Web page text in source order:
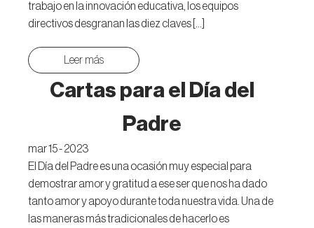
trabajo en la innovación educativa, los equipos
directivos desgranan las diez claves […]
Leer más
Cartas para el Día del
Padre
mar 15 - 2023
El Día del Padre es una ocasión muy especial para
demostrar amor y gratitud a ese ser que nos ha dado
tanto amor y apoyo durante toda nuestra vida. Una de
las maneras más tradicionales de hacerlo es